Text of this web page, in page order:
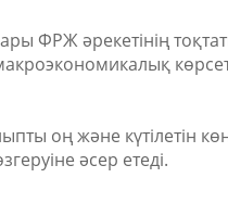
ФРЖ әрекетінің
оң және күтілетін
әсер етеді.